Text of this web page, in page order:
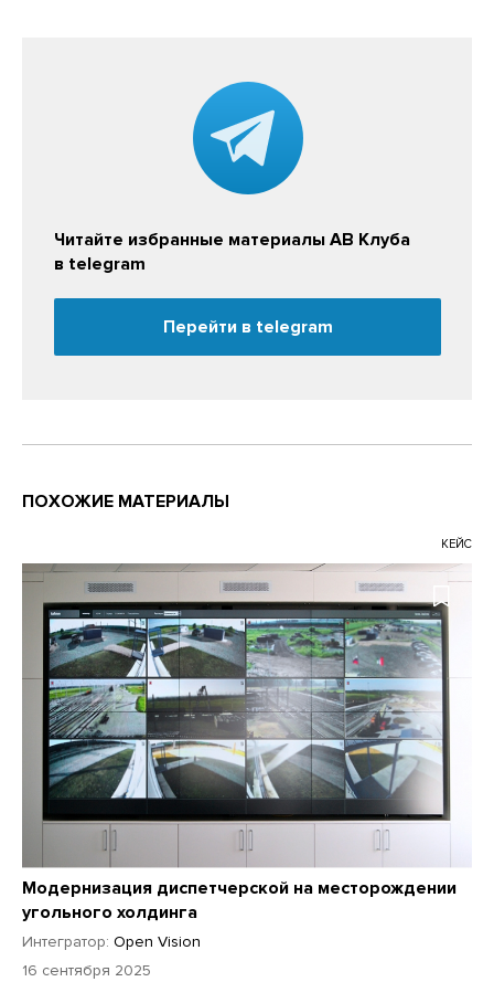
Читайте избранные материалы АВ Клуба
в telegram
Перейти в telegram
ПОХОЖИЕ МАТЕРИАЛЫ
КЕЙС
Модернизация диспетчерской на месторождении
угольного холдинга
Интегратор: Open Vision
16 сентября 2025